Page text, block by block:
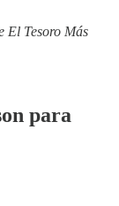
El Tesoro Más
para